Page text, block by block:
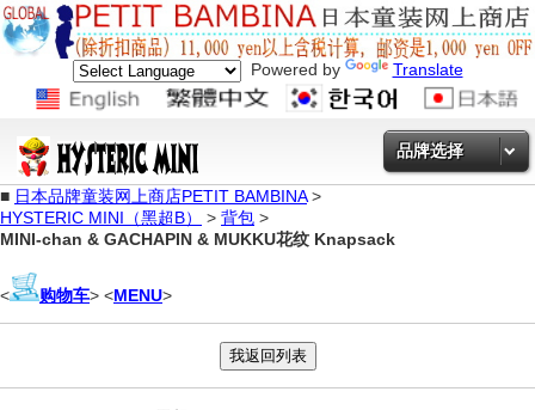
Powered by Translate
品牌选择
■ 日本品牌童装网上商店PETIT BAMBINA>
HYSTERIC MINI（黑超B）
> 背包 >
MINI-chan & GACHAPIN & MUKKU花纹 Knapsack
< 购物车> <MENU>